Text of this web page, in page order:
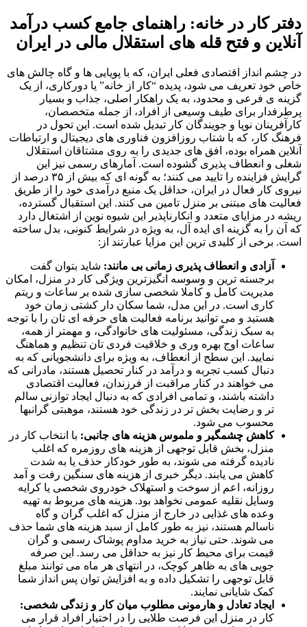
دفتر کار در خانه: راهنمای جامع کسب درآمد
آنلاین و فتح قله های استقلال مالی در ایران
در چشم انداز اقتصادی فعلی ایران، که با پویایی ها و گاه چالش های
خاص خود تعریف می شود، پدیده “کار از خانه” یا دورکاری، از یک
گزینه ی فرعی و محدود، به یک راهکار اصلی، جذاب و بسیار
پرطرفدار برای طیف وسیعی از افراد، از جمله متخصصان،
کارآفرینان نوپا و جویندگان کار تبدیل شده است. این تحول در
فرهنگ کار، که با شتاب روزافزون فناوری های دیجیتال و ارتباطات
آنلاین همراه بوده، افق های جدیدی را به روی مشتاقان استقلال
شغلی و انعطاف پذیری گشوده است. آمارهای رسمی نیز این
گرایش فزاینده را تایید می کنند؛ به گونه ای که بیش از ۳۵ درصد از
نیروی کار فعال در ایران، حداقل یک منبع درآمدی خود را از طریق
فعالیت های مبتنی بر منزل تامین می کنند. این استقبال گسترده،
ریشه در مزایای متعدد و انکارناپذیر این شیوه نوین از اشتغال دارد
که آن را به گزینه ای ایده آل، به ویژه در شرایط کنونی، بدل ساخته
است. برخی از کلیدی ترین این مزایا عبارتند از:
آزادی و انعطاف پذیری زمانی بی مانند: شاید بتوان گفت
برجسته ترین و وسوسه انگیزترین ویژگی کار در منزل، امکان
مدیریت کامل و کاملا شخصی سازی شده بر ساعات و ریتم
کاری است. در این مدل، شما سکان دار کشتی زمان خود
هستید و می توانید برنامه فعالیت های حرفه ای تان را با توجه
به سبک زندگی، مسئولیت های خانوادگی، و مهمتر از همه،
ساعات اوج بهره وری و خلاقیت فردی تان تنظیم و هماهنگ
نمایید. این سطح از انعطاف، به ویژه برای دانشجویانی که به
دنبال کسب تجربه و درآمد در کنار تحصیل هستند، مادرانی که
می خواهند در کنار مراقبت از فرزندان، فعالیت اقتصادی
داشته باشند، و تمامی افرادی که به دنبال ایجاد توازنی سالم
تر و رضایت بخش تر در زندگی خود هستند، موهبتی گرانبها
محسوب می شود.
کاهش چشمگیر و ملموس هزینه های جانبی: با انتخاب کار در
منزل، بخش قابل توجهی از هزینه های روزمره که اغلب
نادیده گرفته می شوند، به طور خودکار حذف یا به شدت
کاهش می یابند. دیگر خبری از هزینه های سنگین رفت و آمد
روزانه، اعم از سوخت و استهلاک خودروی شخصی یا کرایه
وسایل نقلیه عمومی نخواهد بود. هزینه های مربوط به تهیه
وعده های غذایی در خارج از منزل که اغلب گران و گاه
ناسالم هستند، نیز به طور کامل از سبد هزینه های شما حذف
می شوند. حتی نیاز به خرید مداوم پوشاک رسمی و گران
قیمت برای محیط کار نیز به حداقل می رسد. این صرفه
جویی های به ظاهر کوچک، در انتهای هر ماه می توانند مبلغ
قابل توجهی را تشکیل داده و به افزایش توان پس انداز شما
کمک شایانی نمایند.
ایجاد تعادل و هارمونی مطلوب میان کار و زندگی شخصی:
کار در منزل این فرصت طلایی را در اختیار افراد قرار می